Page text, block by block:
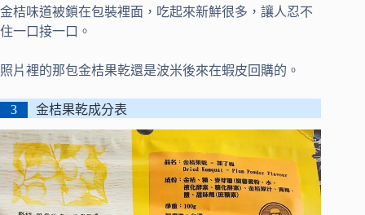
金桔味道被鎖在包裝裡面，吃起來新鮮很多，讓人忍不
住一口接一口。
照片裡的那包金桔果乾還是波米後來在蝦皮回購的。
金桔果乾成分表